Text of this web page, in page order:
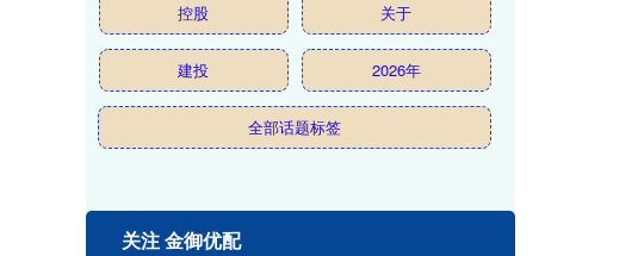
控股 关于
建投 2026年
全部话题标签
关注 金御优配